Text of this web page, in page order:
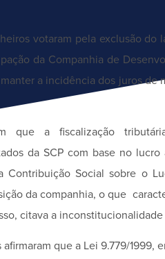
votaram pela exclusão
da Companhia de
a incidência dos juros
que a fiscalização
da SCP com base no
Contribuição Social sobre o
da companhia, o que
citava a inconstitucionalidade
que a Lei 9.779/1999,